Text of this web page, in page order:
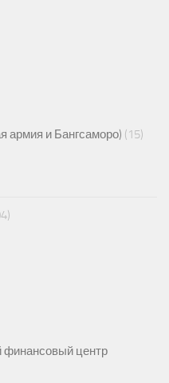
армия и Бангсаморо) (15)
центр